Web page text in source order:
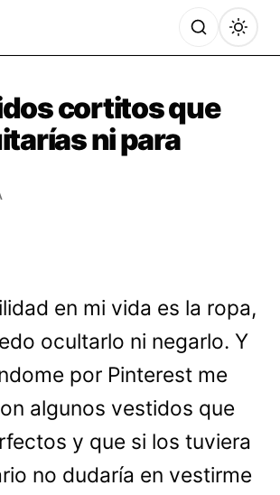
cortitos que
ni para
en mi vida es la ropa,
ocultarlo ni negarlo. Y
por Pinterest me
algunos vestidos que
y que si los tuviera
no dudaría en vestirme